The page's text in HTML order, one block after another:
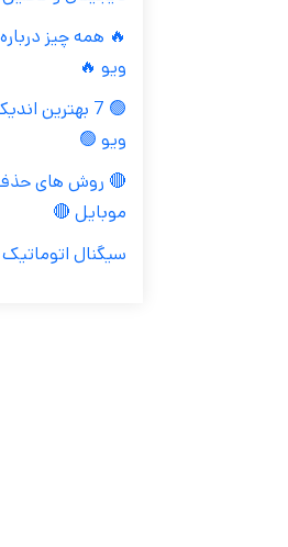
🔥 همه چیز
ویو 🔥
🟢 7 بهترین
ویو 🟢
🔴 روش های حذف
موبایل 🔴
سیگنال اتوماتیک